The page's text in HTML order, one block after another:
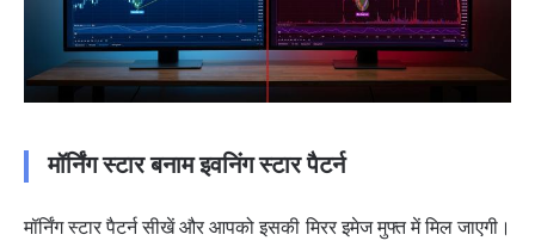
मॉर्निंग स्टार बनाम इवनिंग स्टार पैटर्न
मॉर्निंग स्टार पैटर्न सीखें और आपको इसकी मिरर इमेज मुफ्त में मिल जाएगी।